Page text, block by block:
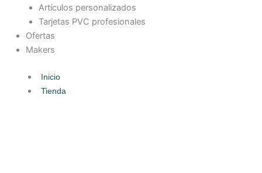
Artículos personalizados
Tarjetas PVC profesionales
Ofertas
Makers
Inicio
Tienda